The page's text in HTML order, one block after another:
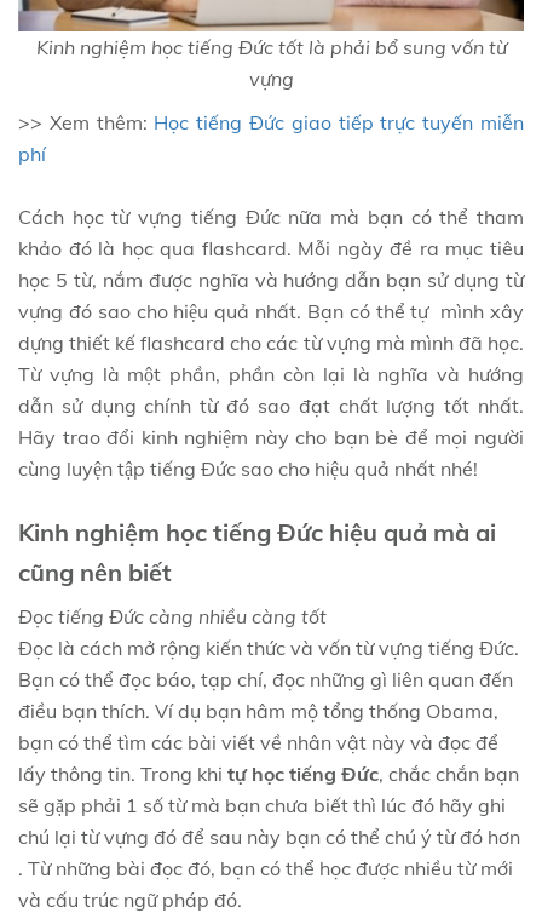
Kinh nghiệm học tiếng Đức tốt là phải bổ sung vốn từ
vựng
>> Xem thêm: Học tiếng Đức giao tiếp trực tuyến miễn
phí
Cách học từ vựng tiếng Đức nữa mà bạn có thể tham
khảo đó là học qua flashcard. Mỗi ngày đề ra mục tiêu
học 5 từ, nắm được nghĩa và hướng dẫn bạn sử dụng từ
vựng đó sao cho hiệu quả nhất. Bạn có thể tự mình xây
dựng thiết kế flashcard cho các từ vựng mà mình đã học.
Từ vựng là một phần, phần còn lại là nghĩa và hướng
dẫn sử dụng chính từ đó sao đạt chất lượng tốt nhất.
Hãy trao đổi kinh nghiệm này cho bạn bè để mọi người
cùng luyện tập tiếng Đức sao cho hiệu quả nhất nhé!
Kinh nghiệm học tiếng Đức hiệu quả mà ai
cũng nên biết
Đọc tiếng Đức càng nhiều càng tốt
Đọc là cách mở rộng kiến thức và vốn từ vựng tiếng Đức.
Bạn có thể đọc báo, tạp chí, đọc những gì liên quan đến
điều bạn thích. Ví dụ bạn hâm mộ tổng thống Obama,
bạn có thể tìm các bài viết về nhân vật này và đọc để
lấy thông tin. Trong khi tự học tiếng Đức, chắc chắn bạn
sẽ gặp phải 1 số từ mà bạn chưa biết thì lúc đó hãy ghi
chú lại từ vựng đó để sau này bạn có thể chú ý từ đó hơn
. Từ những bài đọc đó, bạn có thể học được nhiều từ mới
và cấu trúc ngữ pháp đó.